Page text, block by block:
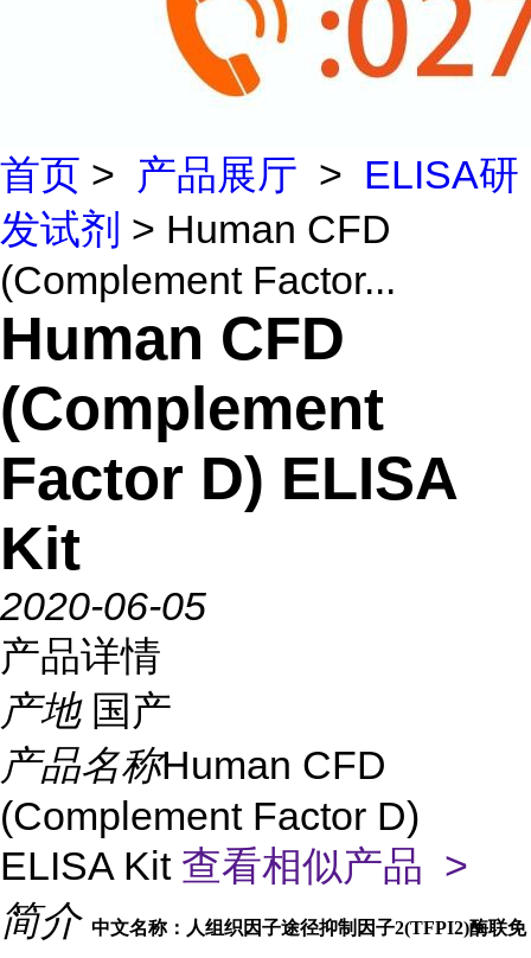
首页 > 产品展厅 > ELISA研
发试剂 > Human CFD
(Complement Factor...
Human CFD
(Complement
Factor D) ELISA
Kit
2020-06-05
产品详情
产地 国产
产品名称Human CFD
(Complement Factor D)
ELISA Kit 查看相似产品 >
简介 中文名称：人组织因子途径抑制因子2(TFPI2)酶联免